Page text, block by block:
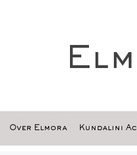
Over Elmora Kundalini